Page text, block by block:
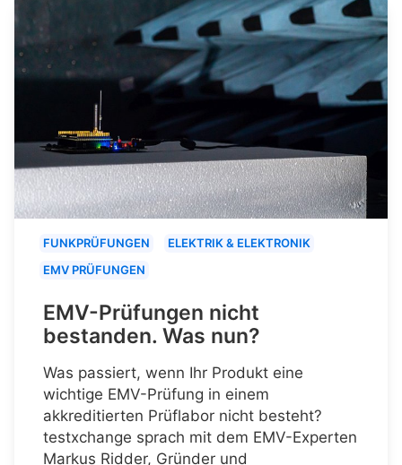
FUNKPRÜFUNGEN
ELEKTRIK & ELEKTRONIK
EMV PRÜFUNGEN
EMV-Prüfungen nicht
bestanden. Was nun?
Was passiert, wenn Ihr Produkt eine
wichtige EMV-Prüfung in einem
akkreditierten Prüflabor nicht besteht?
testxchange sprach mit dem EMV-Experten
Markus Ridder, Gründer und